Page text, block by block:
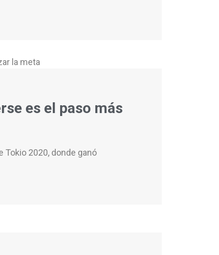
es el paso más
2020, donde ganó